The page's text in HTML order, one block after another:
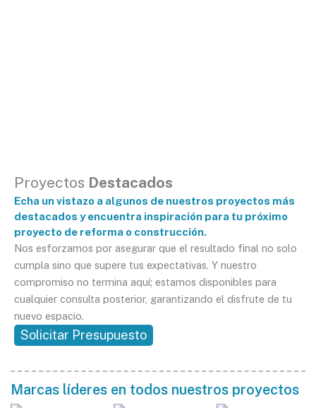
Proyectos Destacados
Echa un vistazo a algunos de nuestros proyectos más
destacados y encuentra inspiración para tu próximo
proyecto de reforma o construcción.
Nos esforzamos por asegurar que el resultado final no solo
cumpla sino que supere tus expectativas. Y nuestro
compromiso no termina aquí; estamos disponibles para
cualquier consulta posterior, garantizando el disfrute de tu
nuevo espacio.
Solicitar Presupuesto
Marcas líderes en todos nuestros proyectos